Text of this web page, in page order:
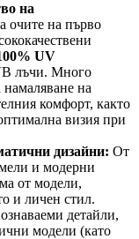
на
очите на първо
UV
лъчи. Много
намаляване на
комфорт, както
визия при
дизайни: От
и модерни
от модели,
и личен стил.
детайли,
модели (като